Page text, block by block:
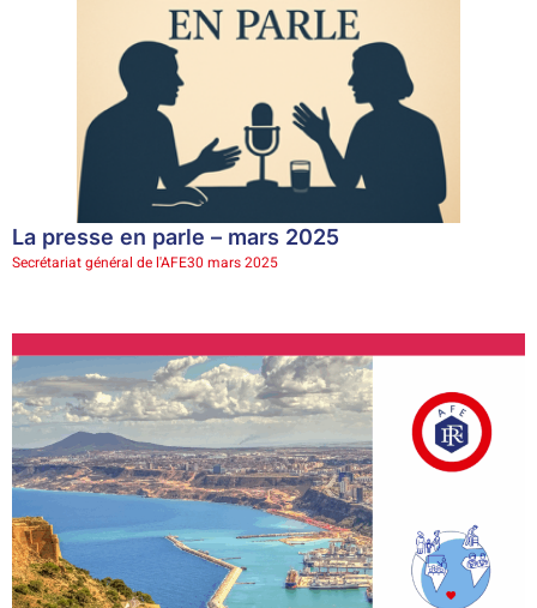
La presse en parle – mars 2025
Secrétariat général de l'AFE30 mars 2025